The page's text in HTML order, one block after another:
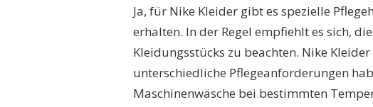
Ja, für Nike Kleider gibt es spezielle
erhalten. In der Regel empfiehlt es sich,
Kleidungsstücks zu beachten. Nike
unterschiedliche Pflegeanforderungen
Maschinenwäsche bei bestimmten